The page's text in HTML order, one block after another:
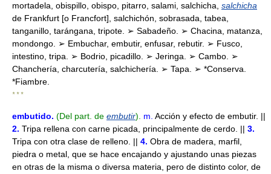
mortadela, obispillo, obispo, pitarro, salami, salchicha, salchicha
de Frankfurt [o Francfort], salchichón, sobrasada, tabea,
tanganillo, tarángana, tripote. ➢ Sabadeño. ➢ Chacina, matanza,
mondongo. ➢ Embuchar, embutir, enfusar, rebutir. ➢ Fusco,
intestino, tripa. ➢ Bodrio, picadillo. ➢ Jeringa. ➢ Cambo. ➢
Chanchería, charcutería, salchichería. ➢ Tapa. ➢ *Conserva.
*Fiambre.
* * *
embutido. (Del part. de embutir). m. Acción y efecto de embutir. ||
2. Tripa rellena con carne picada, principalmente de cerdo. || 3.
Tripa con otra clase de relleno. || 4. Obra de madera, marfil,
piedra o metal, que se hace encajando y ajustando unas piezas
en otras de la misma o diversa materia, pero de distinto color, de